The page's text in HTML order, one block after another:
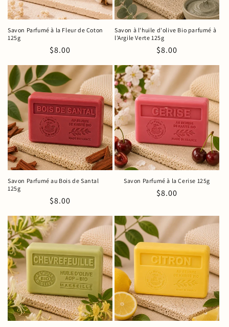
Savon Parfumé à la Fleur de Coton
125g
Prix
$8.00
Savon à l'huile d'olive Bio parfumé à
l'Argile Verte 125g
Prix
$8.00
Savon Parfumé au Bois de Santal
125g
Prix
$8.00
Savon Parfumé à la Cerise 125g
Prix
$8.00